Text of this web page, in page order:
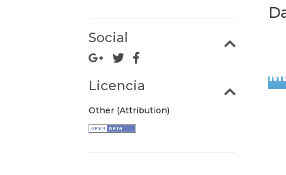
Social
Licencia
Other (Attribution)